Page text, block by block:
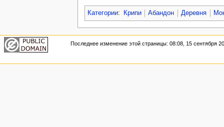
Категории: Крипи Абандон Деревня
Последнее изменение этой страницы: 08:08, 15 сентября